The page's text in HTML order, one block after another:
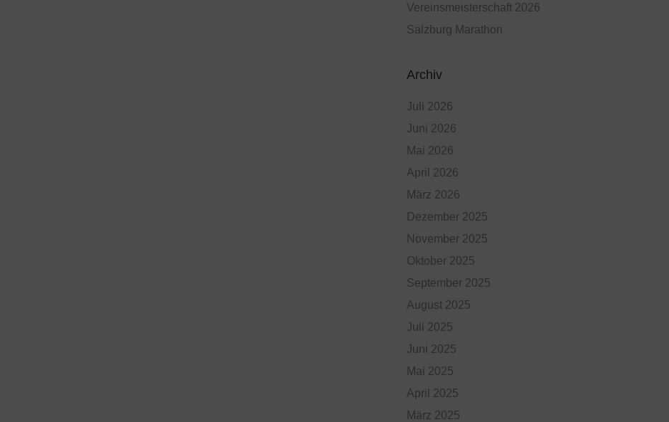
Vereinsmeisterschaft 2026
Salzburg Marathon
Archiv
Juli 2026
Juni 2026
Mai 2026
April 2026
März 2026
Dezember 2025
November 2025
Oktober 2025
September 2025
August 2025
Juli 2025
Juni 2025
Mai 2025
April 2025
März 2025